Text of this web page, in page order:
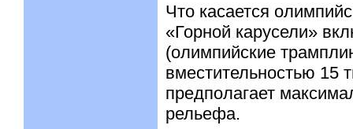
Что касается
«Горной карусели»
(олимпийские
вместительностью 15
предполагает
рельефа.